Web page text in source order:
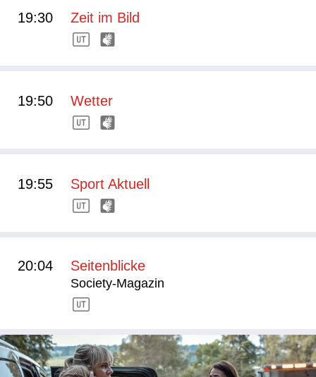
19:30 Zeit im Bild
19:50 Wetter
19:55 Sport Aktuell
20:04 Seitenblicke
Society-Magazin